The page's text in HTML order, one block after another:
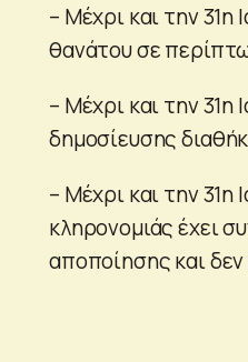
– Μέχρι και την
θανάτου σε
– Μέχρι και την
δημοσίευσης
– Μέχρι και την
κληρονομιάς έχει
αποποίησης και δεν